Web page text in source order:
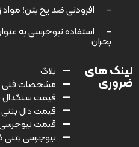
–
افزودنی ضد یخ بتن؛
–
استفاده نیوجرسی به
بحران
لینک های
ضروری
بلاگ
مشخصات فنی
قیمت سنگدال
قیمت دال بتنی
قیمت
نیوجرسی